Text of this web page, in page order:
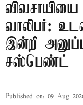
விவசாயியை
வாலிபர்:
இன்றி
சஸ்பெண்ட்
Published on: 09 Aug